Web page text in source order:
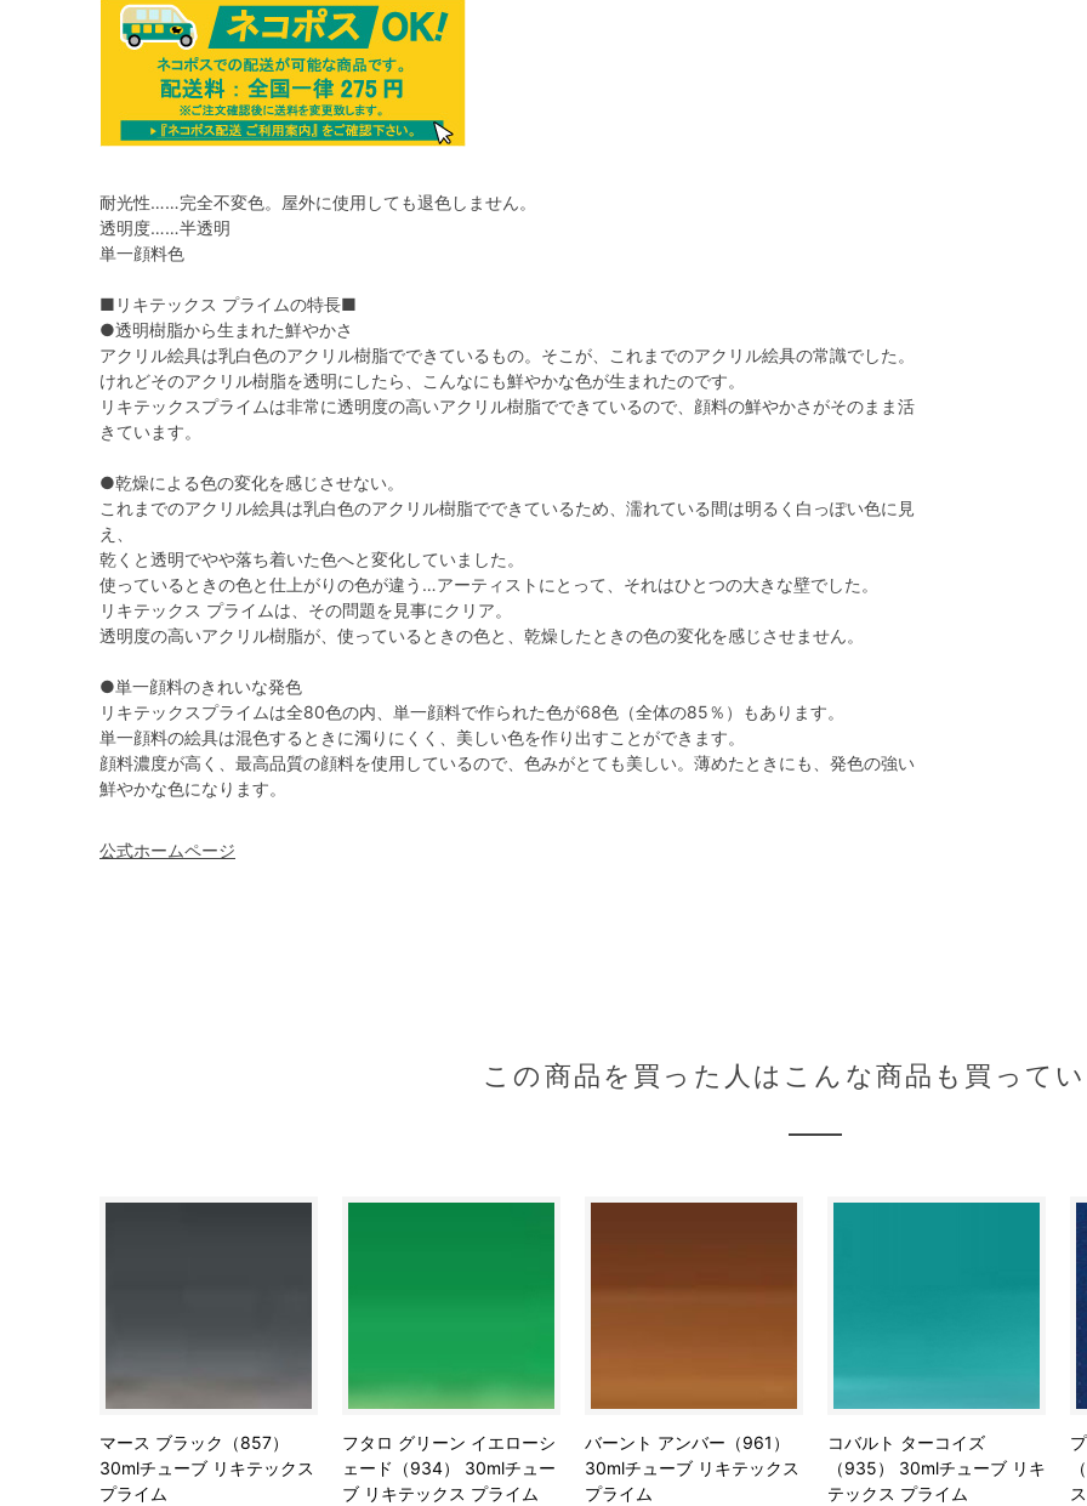
耐光性……完全不変色。屋外に使用しても退色しません。
透明度……半透明
単一顔料色
■リキテックス プライムの特長■
●透明樹脂から生まれた鮮やかさ
アクリル絵具は乳白色のアクリル樹脂でできているもの。そこが、これまでのアクリル絵具の常識でした。
けれどそのアクリル樹脂を透明にしたら、こんなにも鮮やかな色が生まれたのです。
リキテックスプライムは非常に透明度の高いアクリル樹脂でできているので、顔料の鮮やかさがそのまま活
きています。
●乾燥による色の変化を感じさせない。
これまでのアクリル絵具は乳白色のアクリル樹脂でできているため、濡れている間は明るく白っぽい色に見
え、
乾くと透明でやや落ち着いた色へと変化していました。
使っているときの色と仕上がりの色が違う…アーティストにとって、それはひとつの大きな壁でした。
リキテックス プライムは、その問題を見事にクリア。
透明度の高いアクリル樹脂が、使っているときの色と、乾燥したときの色の変化を感じさせません。
●単一顔料のきれいな発色
リキテックスプライムは全80色の内、単一顔料で作られた色が68色（全体の85％）もあります。
単一顔料の絵具は混色するときに濁りにくく、美しい色を作り出すことができます。
顔料濃度が高く、最高品質の顔料を使用しているので、色みがとても美しい。薄めたときにも、発色の強い
鮮やかな色になります。
公式ホームページ
この商品を買った人はこんな商品も買って
マース ブラック（857）
30mlチューブ リキテックス
プライム
フタロ グリーン イエローシ
ェード（934） 30mlチュー
ブ リキテックス プライム
バーント アンバー（961）
30mlチューブ リキテックス
プライム
コバルト ターコイズ
（935） 30mlチューブ リキ
テックス プライム